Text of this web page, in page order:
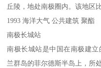
丘陵，地处南极圈内。该地区
1993 海洋大气 公共建筑 聚酯
南极长城站
南极长城站是中国在南极建
兰群岛的菲尔德斯半岛上，所